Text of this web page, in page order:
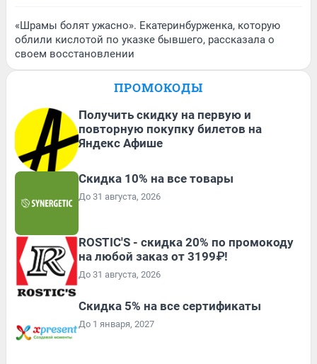
«Шрамы болят ужасно». Екатеринбурженка, которую
облили кислотой по указке бывшего, рассказала о
своем восстановлении
ПРОМОКОДЫ
Получить скидку на первую и
повторную покупку билетов на
Яндекс Афише
Скидка 10% на все товары
До 31 августа, 2026
ROSTIC'S - скидка 20% по промокоду
на любой заказ от 3199₽!
До 31 августа, 2026
Скидка 5% на все сертификаты
До 1 января, 2027